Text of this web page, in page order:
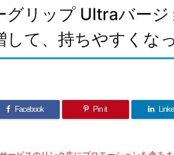
グリップ Ultraバー
して、持ちやすくな
Facebook Pin it